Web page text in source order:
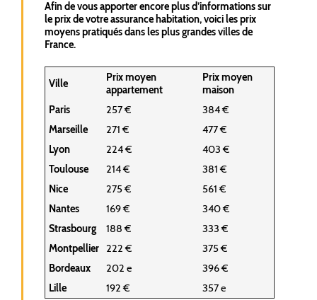
Afin de vous apporter encore plus d’informations sur
le prix de votre assurance habitation, voici les prix
moyens pratiqués dans les plus grandes villes de
France.
Ville
Prix moyen
appartement
Prix moyen
maison
Paris
257 €
384 €
Marseille
271 €
477 €
Lyon
224 €
403 €
Toulouse
214 €
381 €
Nice
275 €
561 €
Nantes
169 €
340 €
Strasbourg
188 €
333 €
Montpellier 222 €
375 €
Bordeaux
202 e
396 €
Lille
192 € 357 e